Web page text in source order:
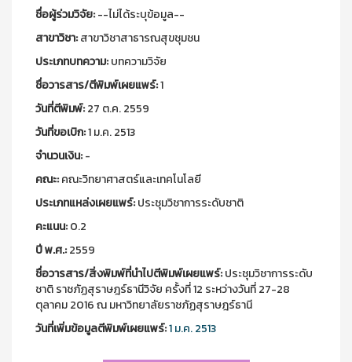
ชื่อผู้ร่วมวิจัย:--ไม่ได้ระบุข้อมูล--
สาขาวิชา:สาขาวิชาสาธารณสุขชุมชน
ประเภทบทความ:บทความวิจัย
ชื่อวารสาร/ตีพิมพ์เผยแพร์:1
วันที่ตีพิมพ์:27 ต.ค. 2559
วันที่ขอเบิก:1 ม.ค. 2513
จำนวนเงิน:-
คณะ:คณะวิทยาศาสตร์และเทคโนโลยี
ประเภทแหล่งเผยแพร์:ประชุมวิชาการระดับชาติ
คะแนน:0.2
ปี พ.ศ.:2559
ชื่อวารสาร/สิ่งพิมพ์ที่นำไปตีพิมพ์เผยแพร์:ประชุมวิชาการระดับ
ชาติ ราชภัฏสุราษฎร์ธานีวิจัย ครั้งที่ 12 ระหว่างวันที่ 27-28
ตุลาคม 2016 ณ มหาวิทยาลัยราชภัฏสุราษฎร์ธานี
วันที่เพิ่มข้อมูลตีพิมพ์เผยแพร์:1 ม.ค. 2513